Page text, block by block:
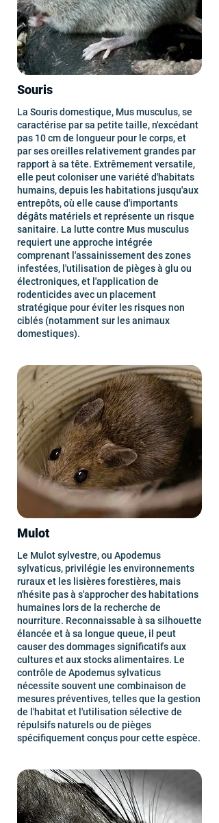
Souris
La Souris domestique, Mus musculus, se
caractérise par sa petite taille, n'excédant
pas 10 cm de longueur pour le corps, et
par ses oreilles relativement grandes par
rapport à sa tête. Extrêmement versatile,
elle peut coloniser une variété d'habitats
humains, depuis les habitations jusqu'aux
entrepôts, où elle cause d'importants
dégâts matériels et représente un risque
sanitaire. La lutte contre Mus musculus
requiert une approche intégrée
comprenant l'assainissement des zones
infestées, l'utilisation de pièges à glu ou
électroniques, et l'application de
rodenticides avec un placement
stratégique pour éviter les risques non
ciblés (notamment sur les animaux
domestiques).
Mulot
Le Mulot sylvestre, ou Apodemus
sylvaticus, privilégie les environnements
ruraux et les lisières forestières, mais
n'hésite pas à s'approcher des habitations
humaines lors de la recherche de
nourriture. Reconnaissable à sa silhouette
élancée et à sa longue queue, il peut
causer des dommages significatifs aux
cultures et aux stocks alimentaires. Le
contrôle de Apodemus sylvaticus
nécessite souvent une combinaison de
mesures préventives, telles que la gestion
de l'habitat et l'utilisation sélective de
répulsifs naturels ou de pièges
spécifiquement conçus pour cette espèce.